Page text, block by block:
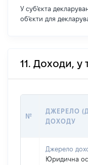
У суб'єкта
об'єкти для
11. Доходи, у
№
ДЖЕРЕЛО
ДОХОДУ
Джерело
Юридична